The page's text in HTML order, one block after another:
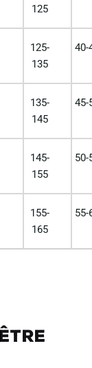
125
125-
135
40-
135-
145
45-
145-
155
50-
155-
165
55-